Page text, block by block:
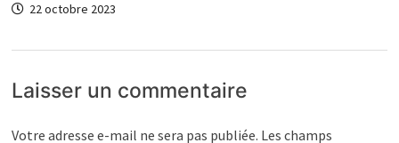
22 octobre 2023
Laisser un commentaire
Votre adresse e-mail ne sera pas publiée. Les champs